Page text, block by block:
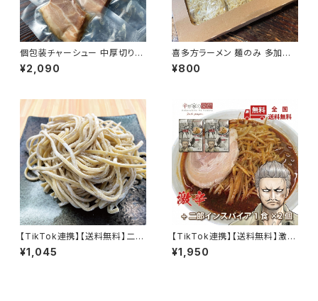
個包装チャーシュー 中厚切り3
80g（11枚-18枚） 訳あり レトル
ト インスタントラーメン具材 ア
¥2,090
喜多方ラーメン 麺のみ 多加水
麺 中太麺 縮れ麺 五十嵐製麺
生めん 140ｇ×6食
¥800
【TikTok連携】【送料無料】二郎
インスパイア オーション100％
麺×4食セット 麺のみ 太麺
¥1,045
【TikTok連携】【送料無料】激辛
+二郎インスパイア 極厚チャー
シュー付き 辛杉家の憂鬱2nd
¥1,950